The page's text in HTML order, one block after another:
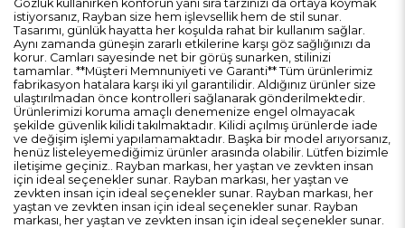
Gözlük kullanırken konforun yanı sıra tarzınızı da ortaya koymak
istiyorsanız, Rayban size hem işlevsellik hem de stil sunar.
Tasarımı, günlük hayatta her koşulda rahat bir kullanım sağlar.
Aynı zamanda güneşin zararlı etkilerine karşı göz sağlığınızı da
korur. Camları sayesinde net bir görüş sunarken, stilinizi
tamamlar. **Müşteri Memnuniyeti ve Garanti** Tüm ürünlerimiz
fabrikasyon hatalara karşı iki yıl garantilidir. Aldığınız ürünler size
ulaştırılmadan önce kontrolleri sağlanarak gönderilmektedir.
Ürünlerimizi koruma amaçlı denemenize engel olmayacak
şekilde güvenlik kilidi takılmaktadır. Kilidi açılmış ürünlerde iade
ve değişim işlemi yapılamamaktadır. Başka bir model arıyorsanız,
henüz listeleyemediğimiz ürünler arasında olabilir. Lütfen bizimle
iletişime geçiniz.. Rayban markası, her yaştan ve zevkten insan
için ideal seçenekler sunar. Rayban markası, her yaştan ve
zevkten insan için ideal seçenekler sunar. Rayban markası, her
yaştan ve zevkten insan için ideal seçenekler sunar. Rayban
markası, her yaştan ve zevkten insan için ideal seçenekler sunar.